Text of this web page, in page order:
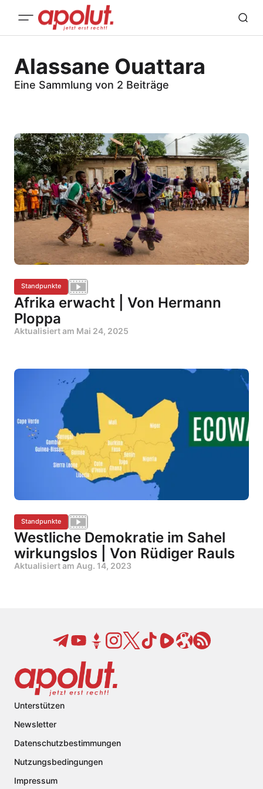
Alassane Ouattara
Eine Sammlung von 2 Beiträge
Standpunkte
Afrika erwacht | Von Hermann
Ploppa
Aktualisiert am Mai 24, 2025
Standpunkte
Westliche Demokratie im Sahel
wirkungslos | Von Rüdiger Rauls
Aktualisiert am Aug. 14, 2023
Unterstützen
Newsletter
Datenschutzbestimmungen
Nutzungsbedingungen
Impressum